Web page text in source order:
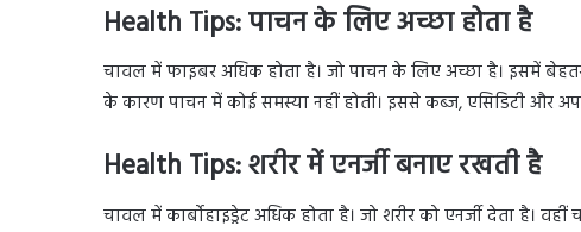
Health Tips: पाचन के लिए अच्छा होता है
चावल में फाइबर अधिक होता है। जो पाचन के लिए अच्छा है। इसमें
के कारण पाचन में कोई समस्या नहीं होती। इससे कब्ज, एसिडिटी और
Health Tips: शरीर में एनर्जी बनाए रखती है
चावल में कार्बोहाइड्रेट अधिक होता है। जो शरीर को एनर्जी देता है।